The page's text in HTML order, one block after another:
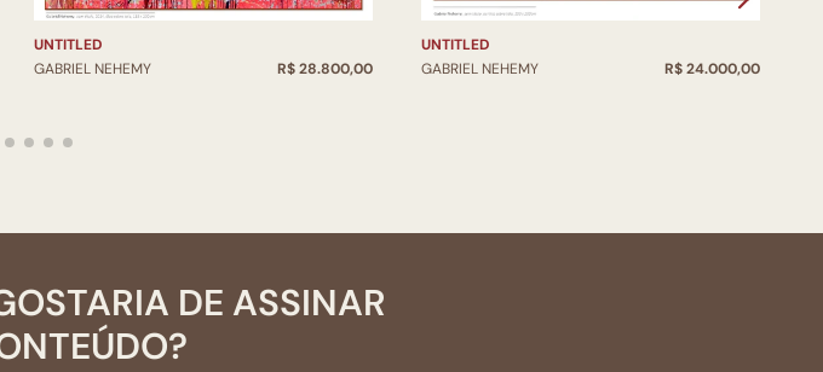
UNTITLED
GABRIEL NEHEMY
R$ 28.800,00
UNTITLED
GABRIEL NEHEMY
R$ 24.000,00
DE ASSINAR